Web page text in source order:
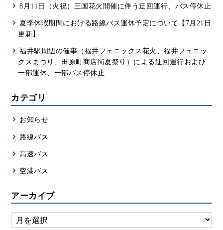
8月11日（火祝）三国花火開催に伴う迂回運行、バス停休止
夏季休暇期間における路線バス運休予定について【7月21日
更新】
福井駅周辺の催事（福井フェニックス花火、福井フェニッ
クスまつり、田原町商店街夏祭り）による迂回運行および
一部運休、一部バス停休止
カテゴリ
お知らせ
路線バス
高速バス
空港バス
アーカイブ